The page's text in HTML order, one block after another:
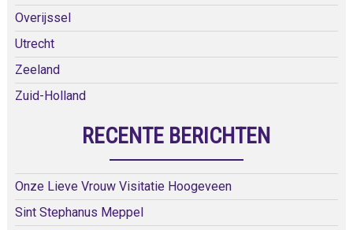
Overijssel
Utrecht
Zeeland
Zuid-Holland
RECENTE BERICHTEN
Onze Lieve Vrouw Visitatie Hoogeveen
Sint Stephanus Meppel